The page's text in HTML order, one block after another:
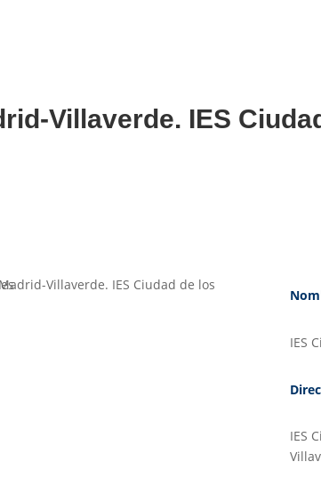
Villaverde. IES
IES
IES